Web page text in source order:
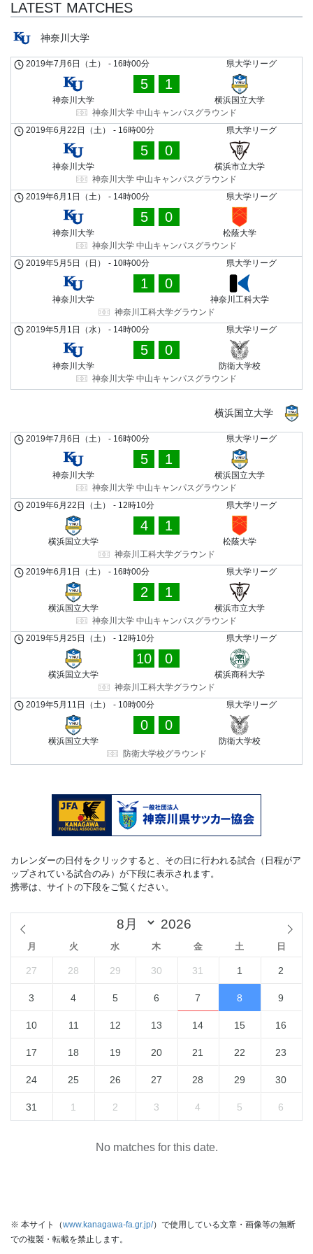
LATEST MATCHES
神奈川大学
県大学リーグ
2019年7月6日（土） - 16時00分
神奈川大学
5 1
横浜国立大学
神奈川大学 中山キャンパスグラウンド
県大学リーグ
2019年6月22日（土） - 16時00分
神奈川大学
5 0
横浜市立大学
神奈川大学 中山キャンパスグラウンド
県大学リーグ
2019年6月1日（土） - 14時00分
神奈川大学
5 0
松蔭大学
神奈川大学 中山キャンパスグラウンド
県大学リーグ
2019年5月5日（日） - 10時00分
神奈川大学
1 0
神奈川工科大学
神奈川工科大学グラウンド
県大学リーグ
2019年5月1日（水） - 14時00分
神奈川大学
5 0
防衛大学校
神奈川大学 中山キャンパスグラウンド
横浜国立大学
県大学リーグ
2019年7月6日（土） - 16時00分
神奈川大学
5 1
横浜国立大学
神奈川大学 中山キャンパスグラウンド
県大学リーグ
2019年6月22日（土） - 12時10分
横浜国立大学
4 1
松蔭大学
神奈川工科大学グラウンド
県大学リーグ
2019年6月1日（土） - 16時00分
横浜国立大学
2 1
横浜市立大学
神奈川大学 中山キャンパスグラウンド
県大学リーグ
2019年5月25日（土） - 12時10分
横浜国立大学
10 0
横浜商科大学
神奈川工科大学グラウンド
県大学リーグ
2019年5月11日（土） - 10時00分
横浜国立大学
0 0
防衛大学校
防衛大学校グラウンド
カレンダーの日付をクリックすると、その日に行われる試合（日程がア
ップされている試合のみ）が下段に表示されます。
携帯は、サイトの下段をご覧ください。
月 火 水 木 金 土 日
27 28 29 30 31 1 2
3 4 5 6 7 8 9
10 11 12 13 14 15 16
17 18 19 20 21 22 23
24 25 26 27 28 29 30
31 1 2 3 4 5 6
No matches for this date.
※ 本サイト（www.kanagawa-fa.gr.jp/）で使用している文章・画像等の無断
での複製・転載を禁止します。